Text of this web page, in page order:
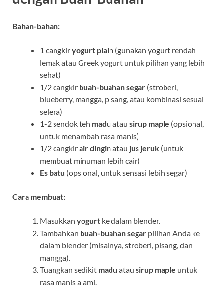
Bahan-bahan:
1 cangkiryogurt plain (gunakan yogurt rendah
lemak atau Greek yogurt untuk pilihan yang lebih
sehat)
1/2 cangkir buah-buahan segar (stroberi,
blueberry, mangga, pisang, atau kombinasi sesuai
selera)
1-2 sendok teh madu atau sirup maple (opsional,
untuk menambah rasa manis)
1/2 cangkirair dinginatau jus jeruk (untuk
membuat minuman lebih cair)
Es batu (opsional, untuk sensasi lebih segar)
Cara membuat:
Masukkan yogurt ke dalam blender.
Tambahkan buah-buahan segar pilihan Anda ke
dalam blender (misalnya, stroberi, pisang, dan
mangga).
Tuangkan sedikit madu atau sirup maple untuk
rasa manis alami.